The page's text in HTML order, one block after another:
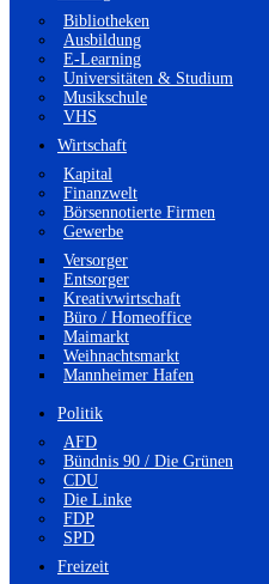
Bibliotheken
Ausbildung
E-Learning
Universitäten & Studium
Musikschule
VHS
Wirtschaft
Kapital
Finanzwelt
Börsennotierte Firmen
Gewerbe
Versorger
Entsorger
Kreativwirtschaft
Büro / Homeoffice
Maimarkt
Weihnachtsmarkt
Mannheimer Hafen
Politik
AFD
Bündnis 90 / Die Grünen
CDU
Die Linke
FDP
SPD
Freizeit